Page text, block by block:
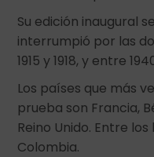
Su edición inaugural
interrumpió por las
1915 y 1918, y entre
Los países que más
prueba son Francia,
Reino Unido. Entre
Colombia.